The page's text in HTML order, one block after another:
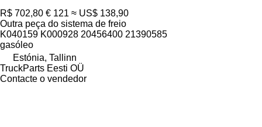
R$ 702,80 € 121 ≈ US$ 138,90
Outra peça do sistema de freio
K040159 K000928 20456400 21390585
gasóleo
Estónia, Tallinn
TruckParts Eesti OÜ
Contacte o vendedor